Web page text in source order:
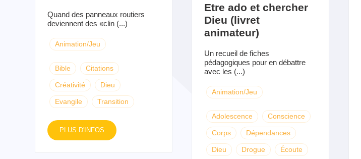
Quand des panneaux routiers
deviennent des «clin (...)
Animation/Jeu
Bible Citations
Créativité Dieu
Evangile Transition
PLUS D'INFOS
Etre ado et chercher
Dieu (livret
animateur)
Un recueil de fiches
pédagogiques pour en débattre
avec les (...)
Animation/Jeu
Adolescence Conscience
Corps Dépendances
Dieu Drogue Écoute